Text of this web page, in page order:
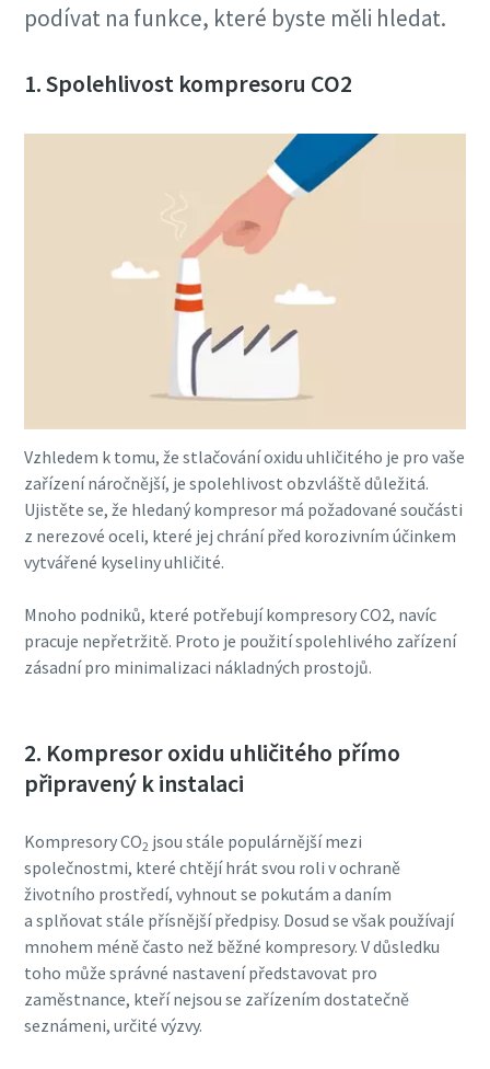
podívat na funkce, které byste měli hledat.
1. Spolehlivost kompresoru CO2
Vzhledem k tomu, že stlačování oxidu uhličitého je pro vaše
zařízení náročnější, je spolehlivost obzvláště důležitá.
Ujistěte se, že hledaný kompresor má požadované součásti
z nerezové oceli, které jej chrání před korozivním účinkem
vytvářené kyseliny uhličité.
Mnoho podniků, které potřebují kompresory CO2, navíc
pracuje nepřetržitě. Proto je použití spolehlivého zařízení
zásadní pro minimalizaci nákladných prostojů.
2. Kompresor oxidu uhličitého přímo
připravený k instalaci
Kompresory CO2 jsou stále populárnější mezi
společnostmi, které chtějí hrát svou roli v ochraně
životního prostředí, vyhnout se pokutám a daním
a splňovat stále přísnější předpisy. Dosud se však používají
mnohem méně často než běžné kompresory. V důsledku
toho může správné nastavení představovat pro
zaměstnance, kteří nejsou se zařízením dostatečně
seznámeni, určité výzvy.